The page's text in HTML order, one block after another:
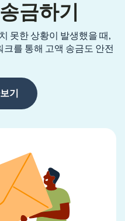
금하기
못한 상황이 발생했을 때,
를 통해 고액 송금도 안전
기